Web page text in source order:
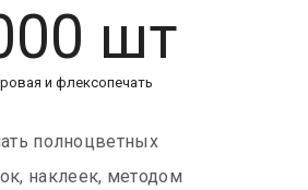
шт
и флексопечать
полноцветных
наклеек, методом